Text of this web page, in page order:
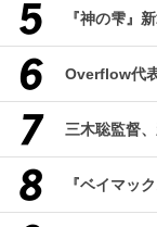
『神の雫』
Overflow代
三木聡監督
『ベイマッ